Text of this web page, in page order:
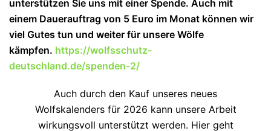
unterstützen Sie uns mit einer Spende. Auch mit
einem Dauerauftrag von 5 Euro im Monat können wir
viel Gutes tun und weiter für unsere Wölfe
kämpfen. https://wolfsschutz-
deutschland.de/spenden-2/
Auch durch den Kauf unseres neues
Wolfskalenders für 2026 kann unsere Arbeit
wirkungsvoll unterstützt werden. Hier geht